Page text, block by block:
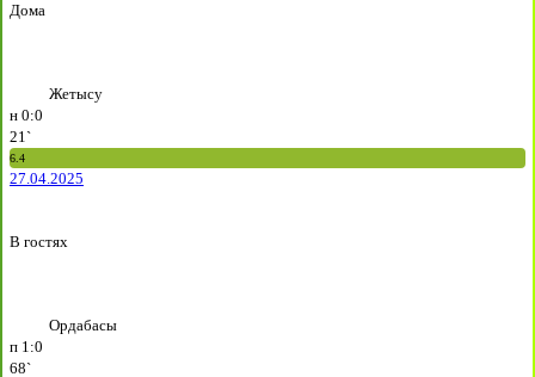
Дома
Жетысу
н 0:0
21`
6.4
27.04.2025
В гостях
Ордабасы
п 1:0
68`